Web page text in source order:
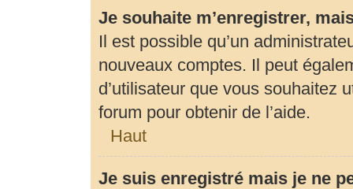
Je souhaite m’enregistrer,
Il est possible qu’un
nouveaux comptes. Il peut
d’utilisateur que vous souhaitez
forum pour obtenir de l’aide.
Haut
Je suis enregistré mais je ne